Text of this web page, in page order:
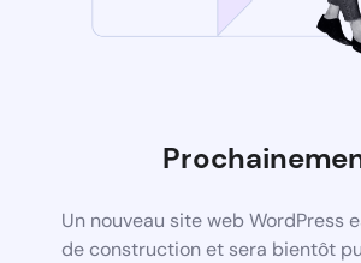
Un nouveau site web WordPress
de construction et sera bientôt